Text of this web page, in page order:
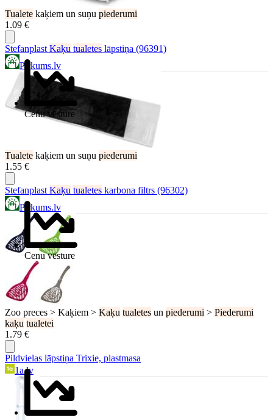
Tualete kaķiem un suņu piederumi
1.09 €
Cenu vēsture
Stefanplast Kaķu tualetes lāpstiņa (96391)
Pirkums.lv
Tualete kaķiem un suņu piederumi
1.55 €
Cenu vēsture
Stefanplast Kaķu tualetes karbona filtrs (96302)
Pirkums.lv
Zoo preces > Kaķiem > Kaķu tualetes un piederumi > Piederumi
kaķu tualetei
1.79 €
Pildvielas lāpstiņa Trixie, plastmasa
1a.lv